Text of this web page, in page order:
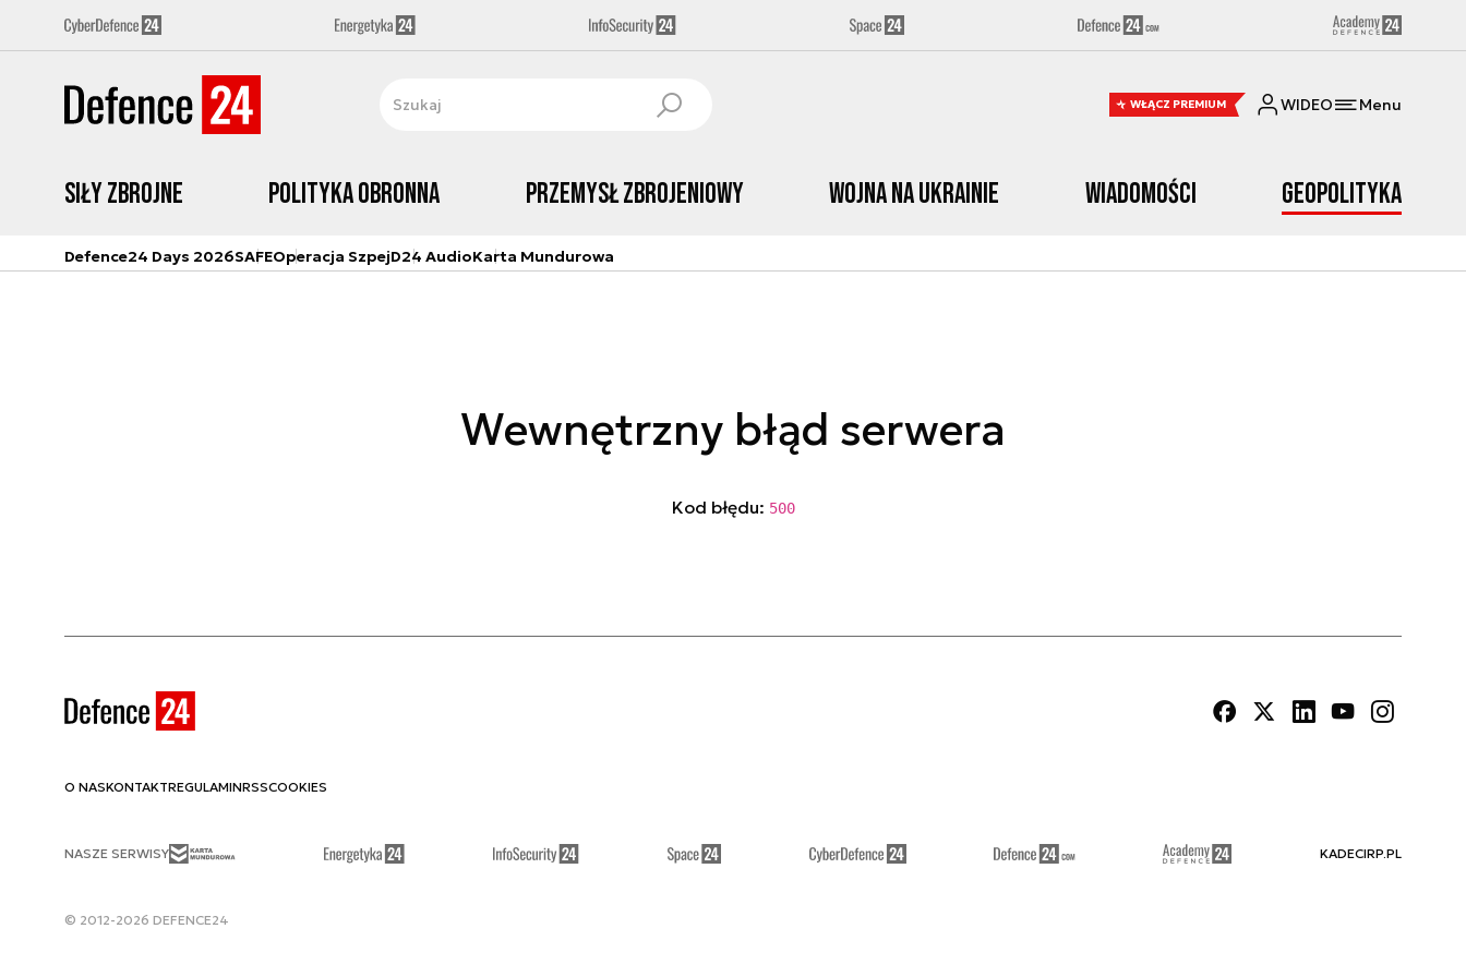
WŁĄCZ PREMIUM WIDEO Menu
Siły zbrojne Polityka obronna Przemysł Zbrojeniowy Wojna na Ukrainie Wiadomości Geopolityka
Defence24 Days 2026SAFEOperacja SzpejD24 AudioKarta Mundurowa
Wewnętrzny błąd serwera
Kod błędu: 500
O NASKONTAKTREGULAMINRSSCOOKIES
NASZE SERWISY KADECIRP.PL
© 2012-2026 DEFENCE24